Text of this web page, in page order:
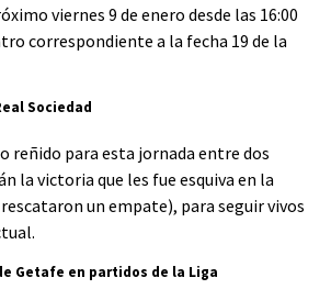
viernes 9 de enero desde las 16:00
correspondiente a la fecha 19 de la
Sociedad
reñido para esta jornada entre dos
la victoria que les fue esquiva en la
un empate), para seguir vivos
Getafe en partidos de la Liga